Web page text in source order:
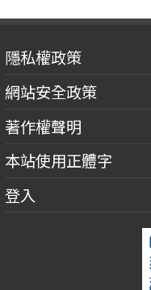
隱私權政策
網站安全政策
著作權聲明
本站使用正體字
登入